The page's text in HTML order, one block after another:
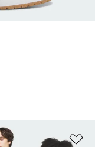
de Desejos